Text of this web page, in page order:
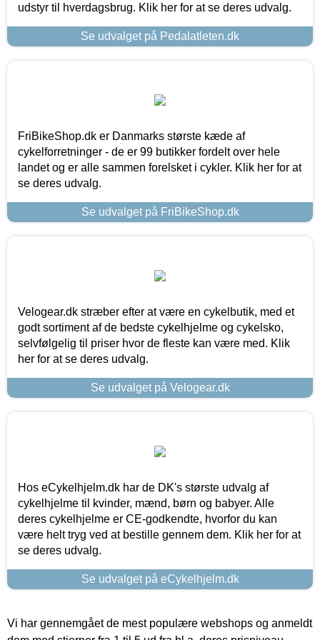
udstyr til hverdagsbrug. Klik her for at se deres udvalg.
Se udvalget på Pedalatleten.dk
FriBikeShop.dk er Danmarks største kæde af
cykelforretninger - de er 99 butikker fordelt over hele
landet og er alle sammen forelsket i cykler. Klik her for at
se deres udvalg.
Se udvalget på FriBikeShop.dk
Velogear.dk stræber efter at være en cykelbutik, med et
godt sortiment af de bedste cykelhjelme og cykelsko,
selvfølgelig til priser hvor de fleste kan være med. Klik
her for at se deres udvalg.
Se udvalget på Velogear.dk
Hos eCykelhjelm.dk har de DK's største udvalg af
cykelhjelme til kvinder, mænd, børn og babyer. Alle
deres cykelhjelme er CE-godkendte, hvorfor du kan
være helt tryg ved at bestille gennem dem. Klik her for at
se deres udvalg.
Se udvalget på eCykelhjelm.dk
Vi har gennemgået de mest populære webshops og anmeldt